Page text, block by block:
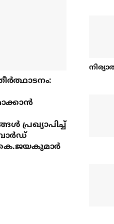
പ്രഖ്യാപിച്ച്